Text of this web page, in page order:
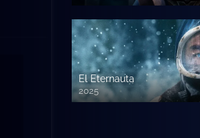
El Eternauta
2025